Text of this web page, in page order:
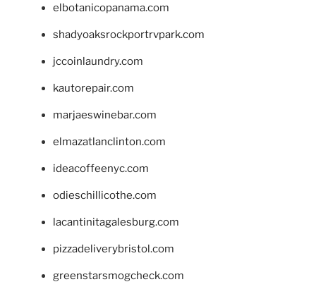
elbotanicopanama.com
shadyoaksrockportrvpark.com
jccoinlaundry.com
kautorepair.com
marjaeswinebar.com
elmazatlanclinton.com
ideacoffeenyc.com
odieschillicothe.com
lacantinitagalesburg.com
pizzadeliverybristol.com
greenstarsmogcheck.com